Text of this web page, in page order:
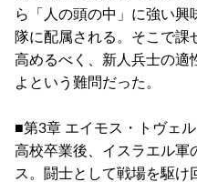
ら「人の頭の中」に強い興
隊に配属される。そこで課
高めるべく、新人兵士の適
よという難問だった。
■第3章 エイモス・トヴェ
高校卒業後、イスラエル軍
ス。闘士として戦場を駆け